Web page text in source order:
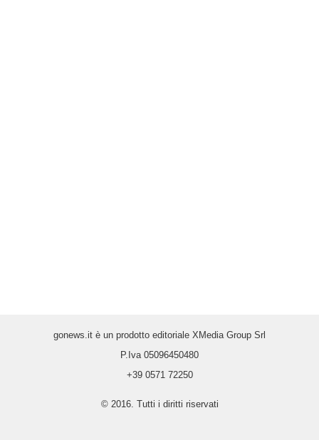
gonews.it è un prodotto editoriale XMedia Group Srl
P.Iva 05096450480
+39 0571 72250
© 2016. Tutti i diritti riservati